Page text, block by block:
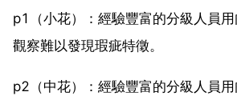
p1（小花）：經驗豐富的分級人員
觀察難以發現瑕疵特徵。
p2（中花）：經驗豐富的分級人員